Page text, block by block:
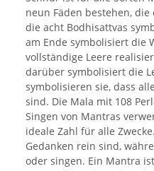
neun Fäden bestehen,
die acht Bodhisattvas
am Ende symbolisiert die
vollständige Leere
darüber symbolisiert die
symbolisieren sie, dass
sind. Die Mala mit 108
Singen von Mantras
ideale Zahl für alle
Gedanken rein sind,
oder singen. Ein Mantra